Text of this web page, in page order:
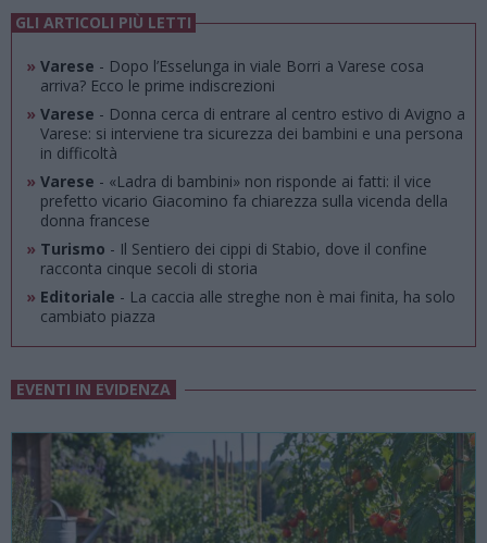
GLI ARTICOLI PIÙ LETTI
» Varese - Dopo l’Esselunga in viale Borri a Varese cosa
arriva? Ecco le prime indiscrezioni
» Varese - Donna cerca di entrare al centro estivo di Avigno a
Varese: si interviene tra sicurezza dei bambini e una persona
in difficoltà
» Varese - «Ladra di bambini» non risponde ai fatti: il vice
prefetto vicario Giacomino fa chiarezza sulla vicenda della
donna francese
» Turismo - Il Sentiero dei cippi di Stabio, dove il confine
racconta cinque secoli di storia
» Editoriale - La caccia alle streghe non è mai finita, ha solo
cambiato piazza
EVENTI IN EVIDENZA